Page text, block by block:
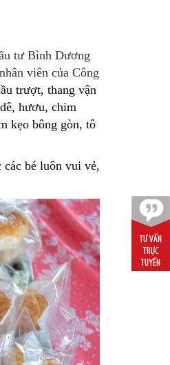
tư Bình Dương
viên của Công
trượt, thang vận
hươu, chim
kẹo bông gòn, tô
bé luôn vui vẻ,